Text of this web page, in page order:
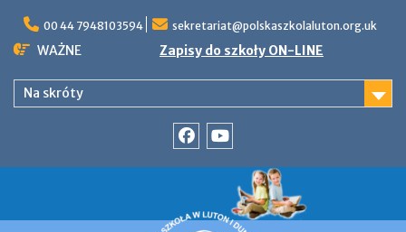
content
00 44 7948103594 sekretariat@polskaszkolaluton.org.uk
WAŻNE Zapisy do szkoły ON-LINE
Na skróty